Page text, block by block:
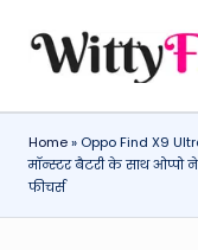
W
it
ty
Fl
WittyFlick:
Tech
&
Home» Oppo Find X9
मॉन्स्टर बैटरी के साथ ओप्पो
फीचर्स